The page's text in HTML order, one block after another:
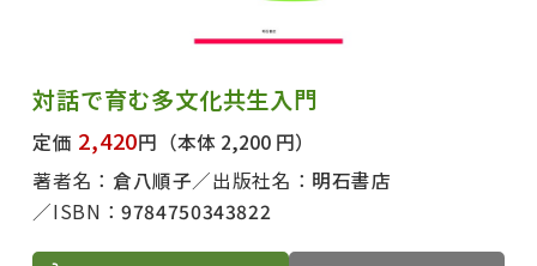
対話で育む多文化共生入門
定価 2,420円 （本体 2,200 円）
著者名： 倉八順子 出版社名： 明石書店
ISBN：9784750343822